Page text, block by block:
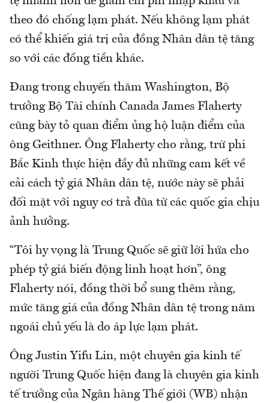
theo đó chống lạm phát. Nếu không lạm phát
có thể khiến giá trị của đồng Nhân dân tệ tăng
so với các đồng tiền khác.
Đang trong chuyến thăm Washington, Bộ
trưởng Bộ Tài chính Canada James Flaherty
cũng bày tỏ quan điểm ủng hộ luận điểm của
ông Geithner. Ông Flaherty cho rằng, trừ phi
Bắc Kinh thực hiện đầy đủ những cam kết về
cải cách tỷ giá Nhân dân tệ, nước này sẽ phải
đối mặt với nguy cơ trả đũa từ các quốc gia chịu
ảnh hưởng.
“Tôi hy vọng là Trung Quốc sẽ giữ lời hứa cho
phép tỷ giá biến động linh hoạt hơn”, ông
Flaherty nói, đồng thời bổ sung thêm rằng,
mức tăng giá của đồng Nhân dân tệ trong năm
ngoái chủ yếu là do áp lực lạm phát.
Ông Justin Yifu Lin, một chuyên gia kinh tế
người Trung Quốc hiện đang là chuyên gia kinh
tế trưởng của Ngân hàng Thế giới (WB) nhận